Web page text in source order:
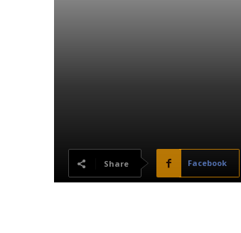
Share Facebook